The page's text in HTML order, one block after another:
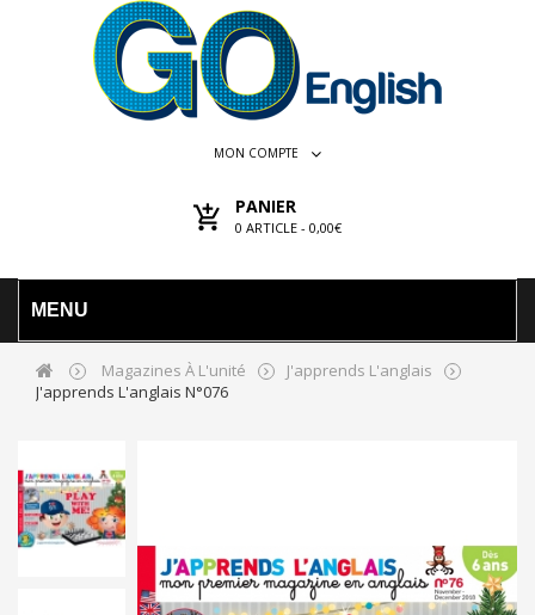
MON COMPTE
PANIER
0 ARTICLE - 0,00€
MENU
Magazines À L'unité
J'apprends L'anglais
J'apprends L'anglais N°076